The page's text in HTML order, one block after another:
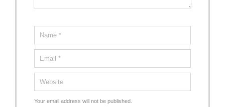
Your email address will not be published.